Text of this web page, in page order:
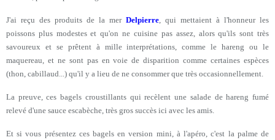
J'ai reçu des produits de la mer Delpierre , qui mettaient à l'honneur les
poissons plus modestes et qu'on ne cuisine pas assez, alors qu'ils sont très
savoureux et se prêtent à mille interprétations, comme le hareng ou le
maquereau, et ne sont pas en voie de disparition comme certaines espèces
(thon, cabillaud...) qu'il y a lieu de ne consommer que très occasionnellement.
La preuve, ces bagels croustillants qui recèlent une salade de hareng fumé
relevé d'une sauce escabèche, très gros succès ici avec les amis.
Et si vous présentez ces bagels en version mini, à l'apéro, c'est la palme de